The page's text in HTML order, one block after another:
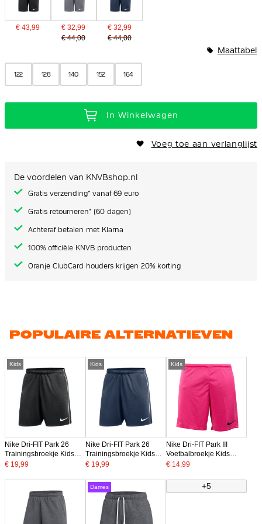
€ 43,99
€ 32,99
€ 44,00
€ 32,99
€ 44,00
122 128 140 152 164
Maattabel
In Winkelwagen
Voeg toe aan verlanglijst
De voordelen van KNVBshop.nl
Gratis verzending* vanaf 69 euro
Gratis retourneren* (60 dagen)
Achteraf betalen met Klarna
100% officiële KNVB producten
Oranje ClubCard houders krijgen 20% korting
POPULAIRE ALTERNATIEVEN
Kids
Nike Dri-FIT Park 26
Trainingsbroekje Kids
Zwart Wit
€ 19,99
Kids
Nike Dri-FIT Park 26
Trainingsbroekje Kids
Donkerblauw Wit
€ 19,99
Kids
Nike Dri-FIT Park III
Voetbalbroekje Kids
Roze Zwart
€ 14,99
Dames +5